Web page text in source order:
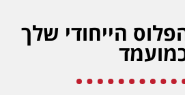
הייחודי שלך